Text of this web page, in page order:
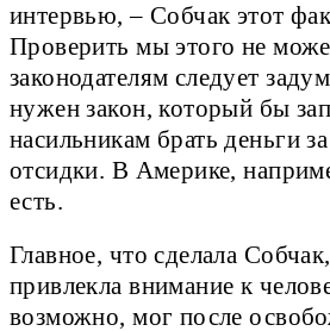
интервью, – Собчак этот
Проверить мы этого не
законодателям следует
нужен закон, который бы
насильникам брать деньги
отсидки. В Америке,
есть.
Главное, что сделала
привлекла внимание к
возможно, мог после